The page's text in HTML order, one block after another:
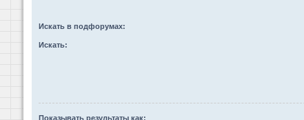
Искать в подфорумах:
Искать:
Показывать результаты как: